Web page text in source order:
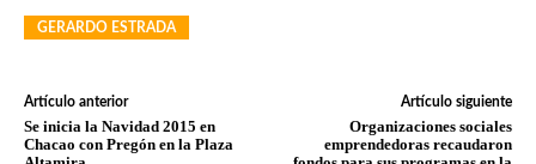
GERARDO ESTRADA
Artículo anterior
Se inicia la Navidad 2015 en
Chacao con Pregón en la Plaza
Artículo siguiente
Organizaciones sociales
emprendedoras recaudaron